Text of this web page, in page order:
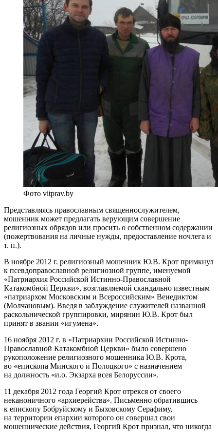
Фото vitprav.by
Представляясь православным священнослужителем,
мошенник может предлагать верующим совершение
религиозных обрядов или просить о собственном содержании
(пожертвования на личные нужды, предоставление ночлега и
т. п.).
В ноябре 2012 г. религиозный мошенник Ю.В. Крот примкнул
к псевдоправославной религиозной группе, именуемой
«Патриархия Российской Истинно-Православной
Катакомбной Церкви», возглавляемой скандально известным
«патриархом Московским и Всероссийским» Венедиктом
(Молчановым). Введя в заблуждение служителей названной
раскольнической группировки, мирянин Ю.В. Крот был
принят в звании «игумена».
16 ноября 2012 г. в «Патриархии Российской Истинно-
Православной Катакомбной Церкви» было совершено
рукоположение религиозного мошенника Ю.В. Крота,
во «епископа Минского и Полоцкого» с назначением
на должность «и.о. Экзарха всея Белоруссии».
11 декабря 2012 года Георгий Крот отрекся от своего
неканоничного «архиерейства». Письменно обратившись
к епископу Бобруйскому и Быховскому Серафиму,
на территории епархии которого он совершал свои
мошеннические действия, Георгий Крот признал, что никогда